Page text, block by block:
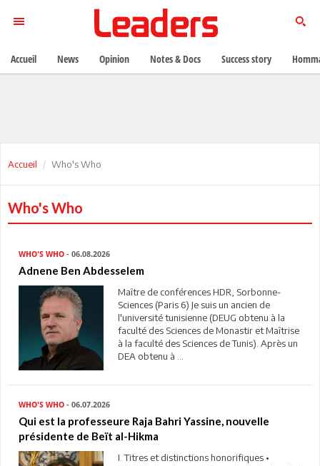
Accueil Who's Who
Who's Who
WHO'S WHO - 06.08.2026
Adnene Ben Abdesselem
Maître de conférences HDR, Sorbonne-
Sciences (Paris 6) Je suis un ancien de
l'université tunisienne (DEUG obtenu à la
faculté des Sciences de Monastir et Maîtrise
à la faculté des Sciences de Tunis). Après un
DEA obtenu à ...
WHO'S WHO - 06.07.2026
Qui est la professeure Raja Bahri Yassine, nouvelle
présidente de Beït al-Hikma
I. Titres et distinctions honorifiques •
Accueil News Opinion Notes & Docs Success story